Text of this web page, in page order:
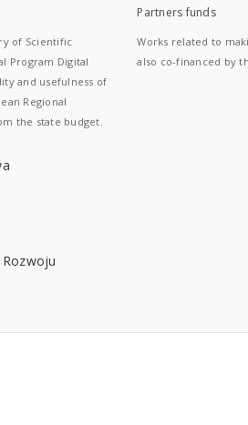
of Scientific
Program Digital
and usefulness of
Regional
the state budget.
Partners funds
Works related to
also co-financed by